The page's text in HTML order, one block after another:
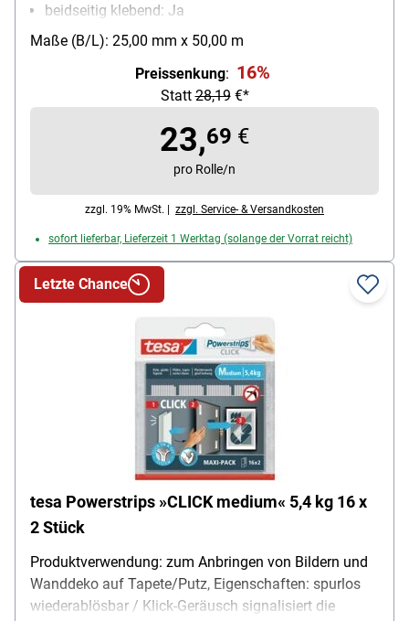
beidseitig klebend: Ja
Besonderheiten: von Hand einreißbar
Maße (B/L): 25,00 mm x 50,00 m
Preissenkung: 16%
Statt28,19€*
23,69 €
pro Rolle/n
zzgl. 19% MwSt. | zzgl. Service- & Versandkosten
sofort lieferbar, Lieferzeit 1 Werktag (solange der Vorrat reicht)
tesa Powerstrips »CLICK medium« 5,4 kg 16 x
2 Stück
Produktverwendung: zum Anbringen von Bildern und
Wanddeko auf Tapete/Putz, Eigenschaften: spurlos
wiederablösbar / Klick-Geräusch signalisiert die
Letzte Chance